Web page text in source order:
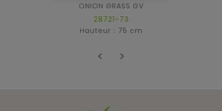
ONION GRASS GV
28721-73
Hauteur : 75 cm
 